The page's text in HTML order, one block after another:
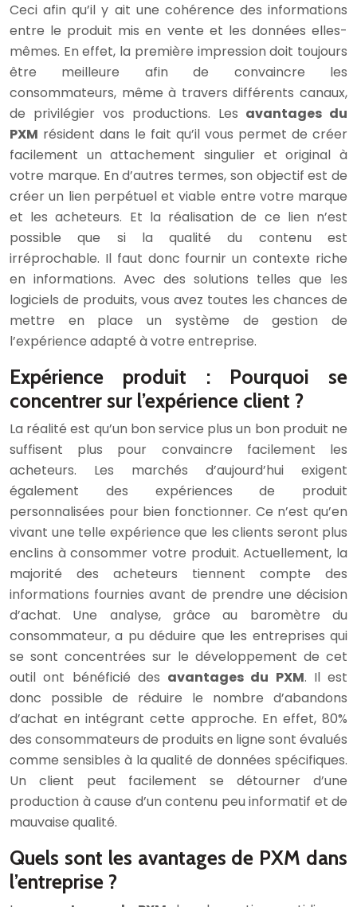
Ceci afin qu’il y ait une cohérence des informations
entre le produit mis en vente et les données elles-
mêmes. En effet, la première impression doit toujours
être meilleure afin de convaincre les
consommateurs, même à travers différents canaux,
de privilégier vos productions. Les avantages du
PXM résident dans le fait qu’il vous permet de créer
facilement un attachement singulier et original à
votre marque. En d’autres termes, son objectif est de
créer un lien perpétuel et viable entre votre marque
et les acheteurs. Et la réalisation de ce lien n’est
possible que si la qualité du contenu est
irréprochable. Il faut donc fournir un contexte riche
en informations. Avec des solutions telles que les
logiciels de produits, vous avez toutes les chances de
mettre en place un système de gestion de
l’expérience adapté à votre entreprise.
Expérience produit : Pourquoi se
concentrer sur l’expérience client ?
La réalité est qu’un bon service plus un bon produit ne
suffisent plus pour convaincre facilement les
acheteurs. Les marchés d’aujourd’hui exigent
également des expériences de produit
personnalisées pour bien fonctionner. Ce n’est qu’en
vivant une telle expérience que les clients seront plus
enclins à consommer votre produit. Actuellement, la
majorité des acheteurs tiennent compte des
informations fournies avant de prendre une décision
d’achat. Une analyse, grâce au baromètre du
consommateur, a pu déduire que les entreprises qui
se sont concentrées sur le développement de cet
outil ont bénéficié des avantages du PXM. Il est
donc possible de réduire le nombre d’abandons
d’achat en intégrant cette approche. En effet, 80%
des consommateurs de produits en ligne sont évalués
comme sensibles à la qualité de données spécifiques.
Un client peut facilement se détourner d’une
production à cause d’un contenu peu informatif et de
mauvaise qualité.
Quels sont les avantages de PXM dans
l’entreprise ?